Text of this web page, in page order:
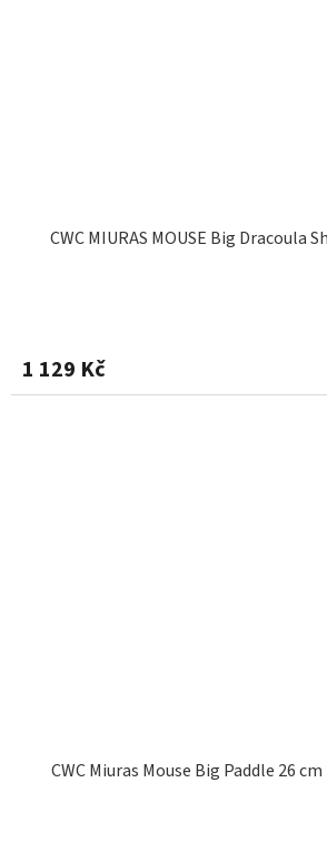
CWC MIURAS MOUSE Big Dracoula
1 129 Kč
CWC Miuras Mouse Big Paddle 26